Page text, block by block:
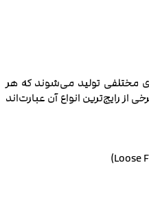
مختلفی تولید می‌شوند که هر
از رایج‌ترین انواع آن عبارت‌اند